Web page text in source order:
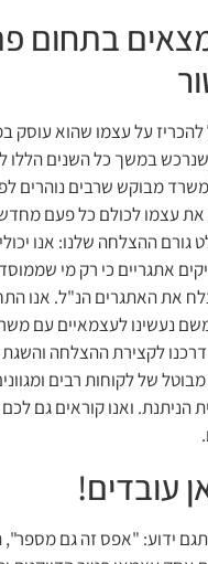
נמצאים בתחום
על עצמו שהוא עוסק
במשך כל השנים הללו
מבוקש שרבים נוהרים
את עצמו לכולם כל פעם
גורם ההצלחה שלנו: אנו
אתגריים כי רק מי
את האתגרים הנ"ל. אנו
נעשינו לעצמאיים עם
לקצירת ההצלחה והשגת
של לקוחות רבים
הניתנת. ואנו קוראים גם
עובדים!
ידוע: "אפס זה גם מספר",